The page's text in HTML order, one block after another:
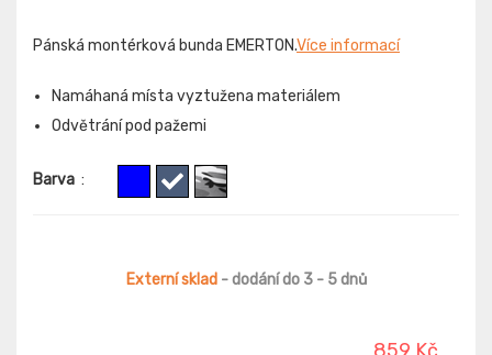
Pánská montérková bunda EMERTON.Více informací
Namáhaná místa vyztužena materiálem
Odvětrání pod pažemi
Barva :
Externí sklad - dodání do 3 - 5 dnů